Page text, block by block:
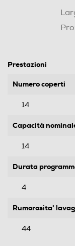
Prestazioni
Numero coperti
14
Capacità
14
Durata
4
Rumorosita'
44